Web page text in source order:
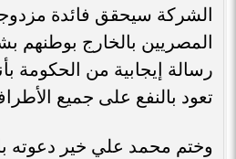
الشركة سيحقق فائدة
المصريين بالخارج بوطنهم
رسالة إيجابية من الحكومة
تعود بالنفع على جميع
وختم محمد علي خير دعوته